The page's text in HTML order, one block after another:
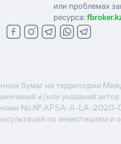
или проблемах
ресурса:
бумаг на территории
и/или указаний
No.№.AFSA-A-LA-2020-
по инвестициям и